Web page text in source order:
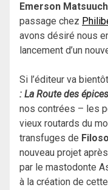
Emerson
passage chez
avons désiré nous
lancement d’un
Si l’éditeur va
: La Route des épices
nos contrées – les
vieux routards du
transfuges de
nouveau projet
par le mastodonte
à la création de